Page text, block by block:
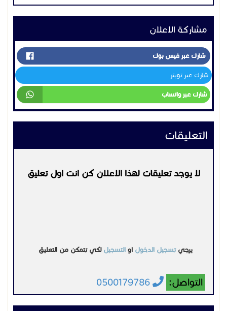
مشاركة الاعلان
شارك عبر فيس بوك
شارك عبر تويتر
شارك عبر واتساب
التعليقات
لا يوجد تعليقات لهذا الاعلان كن انت اول تعليق
يرجيتسجيل الدخول او التسجيل لكي تتمكن من التعليق
التواصل: 0500179786